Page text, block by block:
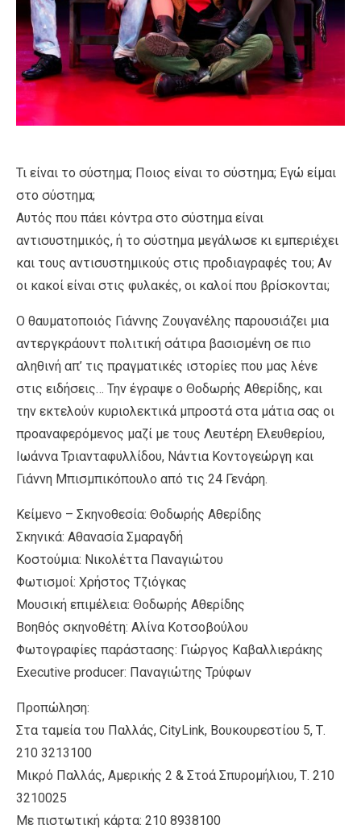
Τι είναι το σύστημα; Ποιος είναι το σύστημα; Εγώ είμαι
στο σύστημα;
Αυτός που πάει κόντρα στο σύστημα είναι
αντισυστημικός, ή το σύστημα μεγάλωσε κι εμπεριέχει
και τους αντισυστημικούς στις προδιαγραφές του; Αν
οι κακοί είναι στις φυλακές, οι καλοί που βρίσκονται;
Ο θαυματοποιός Γιάννης Ζουγανέλης παρουσιάζει μια
αντεργκράουντ πολιτική σάτιρα βασισμένη σε πιο
αληθινή απ’ τις πραγματικές ιστορίες που μας λένε
στις ειδήσεις… Την έγραψε ο Θοδωρής Αθερίδης, και
την εκτελούν κυριολεκτικά μπροστά στα μάτια σας οι
προαναφερόμενος μαζί με τους Λευτέρη Ελευθερίου,
Ιωάννα Τριανταφυλλίδου, Νάντια Κοντογεώργη και
Γιάννη Μπισμπικόπουλο από τις 24 Γενάρη.
Κείμενο – Σκηνοθεσία: Θοδωρής Αθερίδης
Σκηνικά: Αθανασία Σμαραγδή
Κοστούμια: Νικολέττα Παναγιώτου
Φωτισμοί: Χρήστος Τζιόγκας
Μουσική επιμέλεια: Θοδωρής Αθερίδης
Βοηθός σκηνοθέτη: Αλίνα Κοτσοβούλου
Φωτογραφίες παράστασης: Γιώργος Καβαλλιεράκης
Executive producer: Παναγιώτης Τρύφων
Προπώληση:
Στα ταμεία του Παλλάς, CityLink, Βουκουρεστίου 5, Τ.
210 3213100
Μικρό Παλλάς, Αμερικής 2 & Στοά Σπυρομήλιου, Τ. 210
3210025
Με πιστωτική κάρτα: 210 8938100